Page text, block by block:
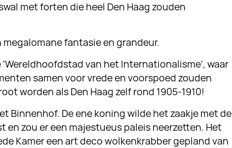
met forten die heel Den Haag zouden
fantasie en grandeur.
van het Internationalisme', waar
samen voor vrede en voorspoed zouden
worden als Den Haag zelf rond 1905-1910!
Binnenhof. De ene koning wilde het zaakje met de
en zou er een majestueus paleis neerzetten. Het
Kamer een art deco wolkenkrabber gepland van